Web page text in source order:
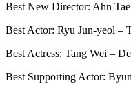
Best New Director: Ahn
Best Actor: Ryu Jun-yeol –
Best Actress: Tang Wei –
Best Supporting Actor: